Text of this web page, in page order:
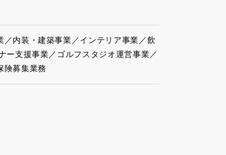
内装・建築事業／インテリア事業／飲
ー支援事業／ゴルフスタジオ運営事業／
険募集業務